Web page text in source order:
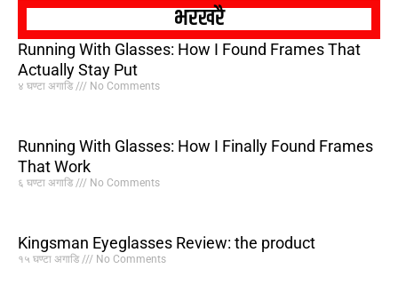
भरखरै
Running With Glasses: How I Found Frames That
Actually Stay Put
४ घण्टा अगाडि No Comments
Running With Glasses: How I Finally Found Frames
That Work
६ घण्टा अगाडि No Comments
Kingsman Eyeglasses Review: the product
१५ घण्टा अगाडि No Comments